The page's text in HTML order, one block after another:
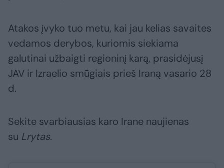
Atakos įvyko tuo metu, kai jau kelias savaites
vedamos derybos, kuriomis siekiama
galutinai užbaigti regioninį karą, prasidėjusį
JAV ir Izraelio smūgiais prieš Iraną vasario 28
d.
Sekite svarbiausias karo Irane naujienas
su Lrytas.​​​